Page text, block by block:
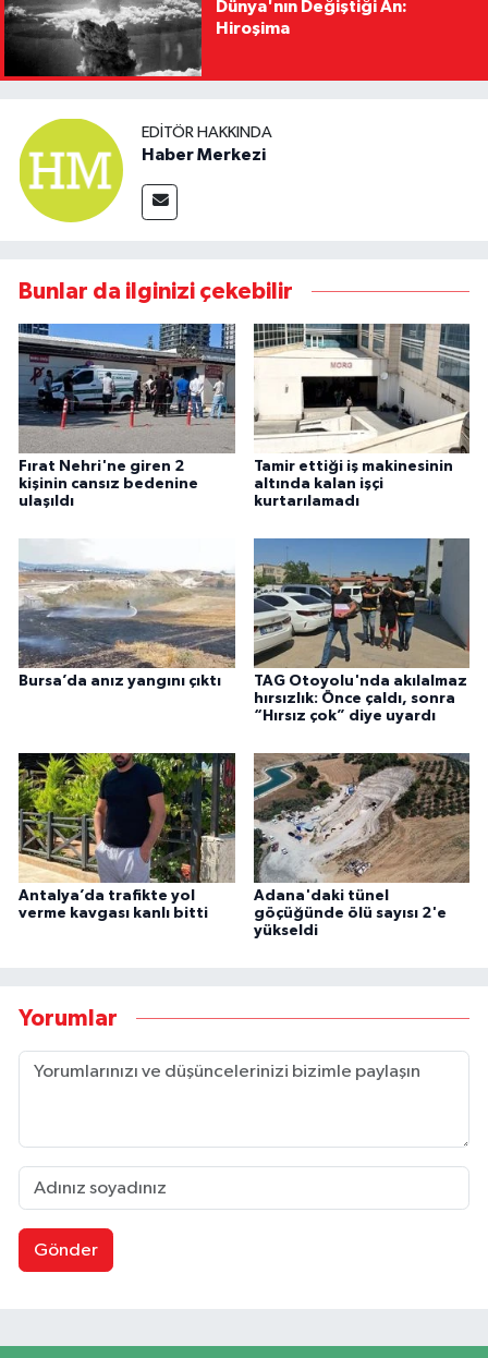
Dünya'nın Değiştiği An:
Hiroşima
EDITÖR HAKKINDA
Haber Merkezi
Bunlar da ilginizi çekebilir
Fırat Nehri'ne giren 2
kişinin cansız bedenine
ulaşıldı
Tamir ettiği iş makinesinin
altında kalan işçi
kurtarılamadı
Bursa’da anız yangını çıktı
TAG Otoyolu'nda akılalmaz
hırsızlık: Önce çaldı, sonra
“Hırsız çok” diye uyardı
Antalya’da trafikte yol
verme kavgası kanlı bitti
Adana'daki tünel
göçüğünde ölü sayısı 2'e
yükseldi
Yorumlar
Gönder